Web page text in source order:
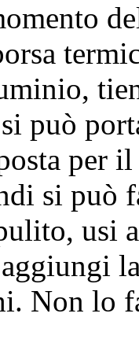
può
per
si può
usi
Non lo